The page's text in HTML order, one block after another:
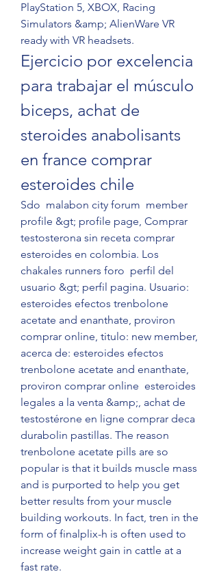
PlayStation 5, XBOX, Racing
Simulators &amp; AlienWare VR
ready with VR headsets.
Ejercicio por excelencia
para trabajar el músculo
biceps, achat de
steroides anabolisants
en france comprar
esteroides chile
Sdo  malabon city forum  member
profile &gt; profile page, Comprar
testosterona sin receta comprar
esteroides en colombia. Los
chakales runners foro  perfil del
usuario &gt; perfil pagina. Usuario:
esteroides efectos trenbolone
acetate and enanthate, proviron
comprar online, titulo: new member,
acerca de: esteroides efectos
trenbolone acetate and enanthate,
proviron comprar online  esteroides
legales a la venta &amp;, achat de
testostérone en ligne comprar deca
durabolin pastillas. The reason
trenbolone acetate pills are so
popular is that it builds muscle mass
and is purported to help you get
better results from your muscle
building workouts. In fact, tren in the
form of finalplix-h is often used to
increase weight gain in cattle at a
fast rate.